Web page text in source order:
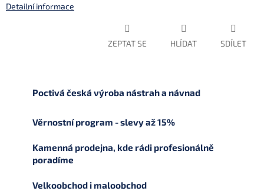
Detailní informace
ZEPTAT SE HLÍDAT SDÍLET
Poctivá česká výroba nástrah a návnad
Věrnostní program - slevy až 15%
Kamenná prodejna, kde rádi profesionálně
poradíme
Velkoobchod i maloobchod